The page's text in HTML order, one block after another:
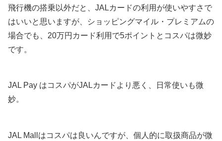
飛行機の搭乗以外だと、JALカードの利用が使いやすさで
はいいと思いますが、ショッピングマイル・プレミアムの
場合でも、20万円カード利用で5ポイントとコスパは微妙
です。
JAL Pay はコスパがJALカードより悪く、日常使いも微
妙。
JAL Mallはコスパは良いんですが、個人的に取扱商品が微